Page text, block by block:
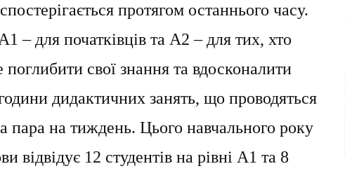
протягом останнього часу.
– для початківців та А2 – для тих, хто
свої знання та вдосконалити
дидактичних занять, що проводяться
пара на тиждень. Цього навчального року
відвідує 12 студентів на рівні А1 та 8